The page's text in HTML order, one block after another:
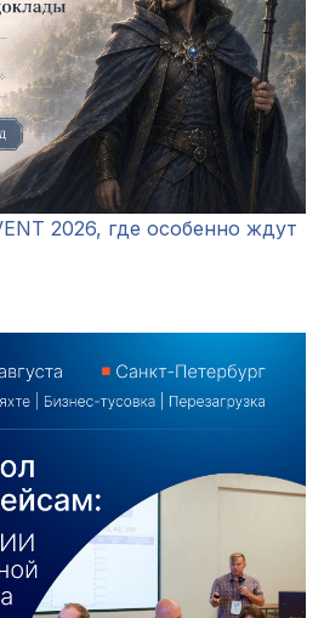
2026, где особенно ждут